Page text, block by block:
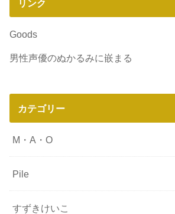
リンク
Goods
男性声優のぬかるみに嵌まる
カテゴリー
M・A・O
Pile
すずきけいこ